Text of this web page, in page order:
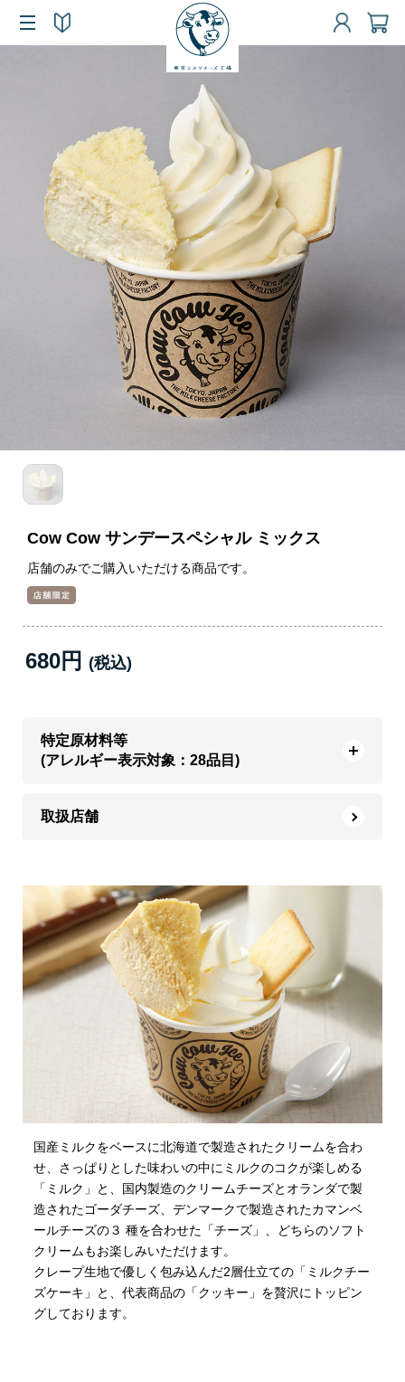
Cow Cow サンデースペシャル ミックス
店舗のみでご購入いただける商品です。
680円
特定原材料等
(アレルギー表示対象：28品目)
取扱店舗
国産ミルクをベースに北海道で製造されたクリームを合わ
せ、さっぱりとした味わいの中にミルクのコクが楽しめる
「ミルク」と、国内製造のクリームチーズとオランダで製
造されたゴーダチーズ、デンマークで製造されたカマンベ
ールチーズの３ 種を合わせた「チーズ」、どちらのソフト
クリームもお楽しみいただけます。
クレープ生地で優しく包み込んだ2層仕立ての「ミルクチー
ズケーキ」と、代表商品の「クッキー」を贅沢にトッピン
グしております。